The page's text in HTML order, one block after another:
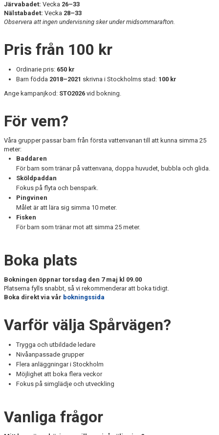
Järvabadet: Vecka 26–33
Nälstabadet: Vecka 28–33
Observera att ingen undervisning sker under midsommarafton.
Pris från 100 kr
Ordinarie pris: 650 kr
Barn födda 2018–2021 skrivna i Stockholms stad: 100 kr
Ange kampanjkod: STO2026 vid bokning.
För vem?
Våra grupper passar barn från första vattenvanan till att kunna simma 25
meter:
Baddaren
För barn som tränar på vattenvana, doppa huvudet, bubbla och glida.
Sköldpaddan
Fokus på flyta och benspark.
Pingvinen
Målet är att lära sig simma 10 meter.
Fisken
För barn som tränar mot att simma 25 meter.
Boka plats
Bokningen öppnar torsdag den 7 maj kl 09.00
Platserna fylls snabbt, så vi rekommenderar att boka tidigt.
Boka direkt via vår bokningssida
Varför välja Spårvägen?
Trygga och utbildade ledare
Nivåanpassade grupper
Flera anläggningar i Stockholm
Möjlighet att boka flera veckor
Fokus på simglädje och utveckling
Vanliga frågor